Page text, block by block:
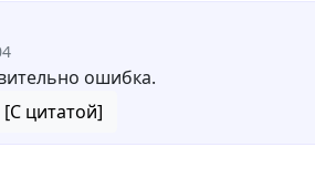
ошибка.
[С цитатой]